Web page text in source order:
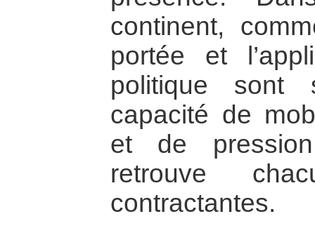
continent,
portée et
politique sont
capacité de
et de
retrouve
contractantes.